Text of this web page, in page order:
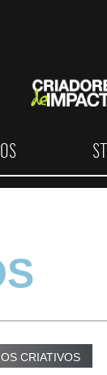
CRIATIVOS